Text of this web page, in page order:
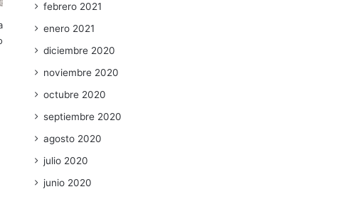
febrero 2021
enero 2021
diciembre 2020
noviembre 2020
octubre 2020
septiembre 2020
agosto 2020
julio 2020
junio 2020